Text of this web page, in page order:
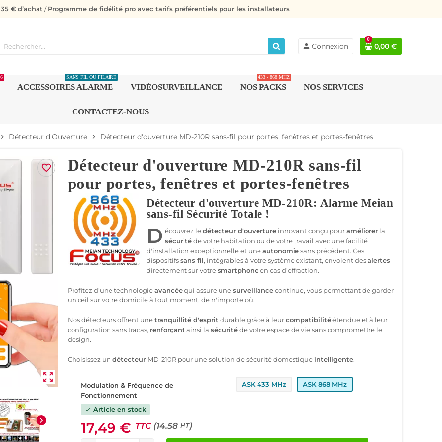
€ d’achat /Programme de fidélité pro avec tarifs préférentiels pour les installateurs
person Connexion
0
0,00 €
ACCESSOIRES ALARME
SANS FIL OU FILAIRE
VIDÉOSURVEILLANCE NOS PACKS
433 - 868 MHZ
NOS SERVICES
CONTACTEZ-NOUS
chevron_right Détecteur d'Ouverture chevron_right Détecteur d'ouverture MD-210R sans-fil pour portes, fenêtres et portes-fenêtres
favorite_border
zoom_out_map
chevron_right
Détecteur d'ouverture MD-210R sans-fil
pour portes, fenêtres et portes-fenêtres
Détecteur d'ouverture MD-210R: Alarme Meian
sans-fil Sécurité Totale !
D écouvrez ledétecteur d'ouvertureinnovant conçu pouraméliorerla
sécuritéde votre habitation ou de votre travail avec une facilité
d'installation exceptionnelle et uneautonomiesans précédent. Ces
dispositifssans fil, intégrables à votre système existant, envoient desalertes
directement sur votresmartphoneen cas d'effraction.
Profitez d'une technologieavancéequi assure unesurveillancecontinue, vous permettant de garder
un œil sur votre domicile à tout moment, de n'importe où.
Nos détecteurs offrent unetranquillité d'esprit durable grâce à leurcompatibilitéétendue et à leur
configuration sans tracas, renforçant ainsi la sécuritéde votre espace de vie sans compromettre le
design.
Choisissez un détecteur MD-210R pour une solution de sécurité domestique intelligente.
Modulation & Fréquence de
Fonctionnement
ASK 433 MHz ASK 868 MHz
check Article en stock
17,49 € TTC (14.58 HT)